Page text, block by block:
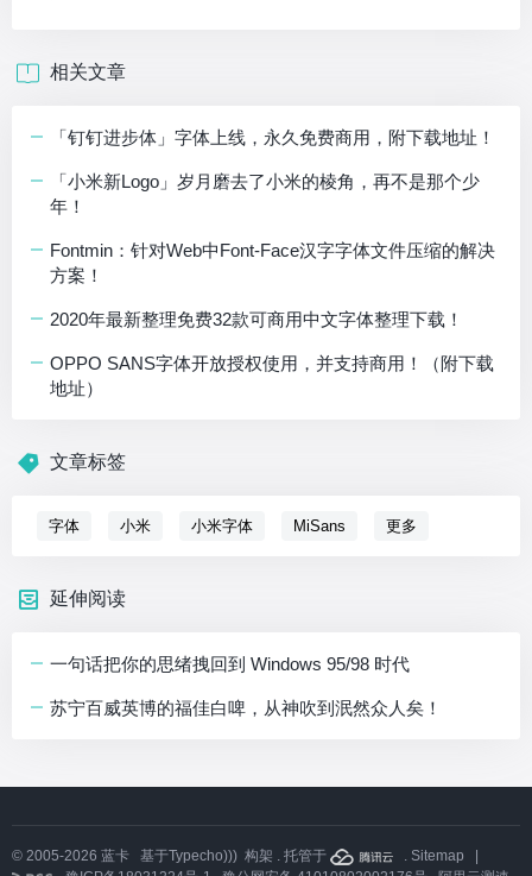
相关文章
「钉钉进步体」字体上线，永久免费商用，附下载地址！
「小米新Logo」岁月磨去了小米的棱角，再不是那个少
年！
Fontmin：针对Web中Font-Face汉字字体文件压缩的解决
方案！
2020年最新整理免费32款可商用中文字体整理下载！
OPPO SANS字体开放授权使用，并支持商用！（附下载
地址）
文章标签
字体 小米 小米字体 MiSans 更多
延伸阅读
一句话把你的思绪拽回到 Windows 95/98 时代
苏宁百威英博的福佳白啤，从神吹到泯然众人矣！
© 2005-2026 蓝卡 基于Typecho))) 构架 . 托管于 . Sitemap